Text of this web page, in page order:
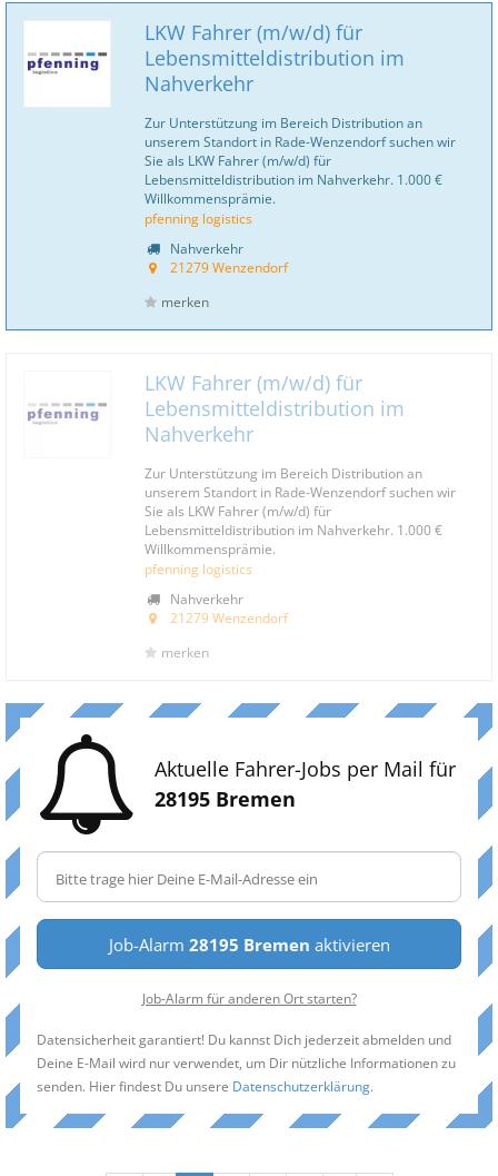
LKW Fahrer (m/w/d) für
Lebensmitteldistribution im
Nahverkehr
Zur Unterstützung im Bereich Distribution an
unserem Standort in Rade-Wenzendorf suchen wir
Sie als LKW Fahrer (m/w/d) für
Lebensmitteldistribution im Nahverkehr. 1.000 €
Willkommensprämie.
pfenning logistics
Nahverkehr
21279 Wenzendorf
merken
LKW Fahrer (m/w/d) für
Lebensmitteldistribution im
Nahverkehr
Zur Unterstützung im Bereich Distribution an
unserem Standort in Rade-Wenzendorf suchen wir
Sie als LKW Fahrer (m/w/d) für
Lebensmitteldistribution im Nahverkehr. 1.000 €
Willkommensprämie.
pfenning logistics
Nahverkehr
21279 Wenzendorf
merken
Aktuelle Fahrer-Jobs per Mail für
28195 Bremen
Job-Alarm 28195 Bremen aktivieren
Job-Alarm für anderen Ort starten?
Datensicherheit garantiert! Du kannst Dich jederzeit abmelden und
Deine E-Mail wird nur verwendet, um Dir nützliche Informationen zu
senden. Hier findest Du unsere Datenschutzerklärung.